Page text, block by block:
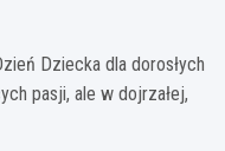
Dziecka dla dorosłych
pasji, ale w dojrzałej,